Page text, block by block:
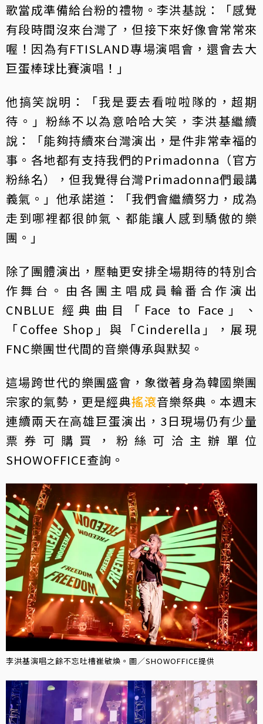
歌當成準備給台粉的禮物。李洪基說：「感覺
有段時間沒來台灣了，但接下來好像會常常來
喔！因為有FTISLAND專場演唱會，還會去大
巨蛋棒球比賽演唱！」
他搞笑說明：「我是要去看啦啦隊的，超期
待。」粉絲不以為意哈哈大笑，李洪基繼續
說：「能夠持續來台灣演出，是件非常幸福的
事。各地都有支持我們的Primadonna（官方
粉絲名），但我覺得台灣Primadonna們最講
義氣。」他承諾道：「我們會繼續努力，成為
走到哪裡都很帥氣、都能讓人感到驕傲的樂
團。」
除了團體演出，壓軸更安排全場期待的特別合
作舞台。由各團主唱成員輪番合作演出
CNBLUE 經典曲目「Face to Face」、
「Coffee Shop」與「Cinderella」，展現
FNC樂團世代間的音樂傳承與默契。
這場跨世代的樂團盛會，象徵著身為韓國樂團
宗家的氣勢，更是經典搖滾音樂祭典。本週末
連續兩天在高雄巨蛋演出，3日現場仍有少量
票券可購買，粉絲可洽主辦單位
SHOWOFFICE查詢。
李洪基演唱之餘不忘吐槽崔敏煥。圖／SHOWOFFICE提供